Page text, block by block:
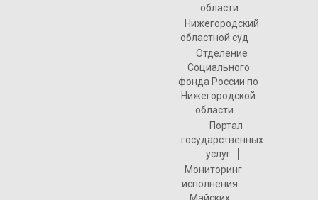
области
Нижегородский
областной суд
Отделение
Социального
фонда России по
Нижегородской
области
Портал
государственных
услуг
Мониторинг
исполнения
Майских